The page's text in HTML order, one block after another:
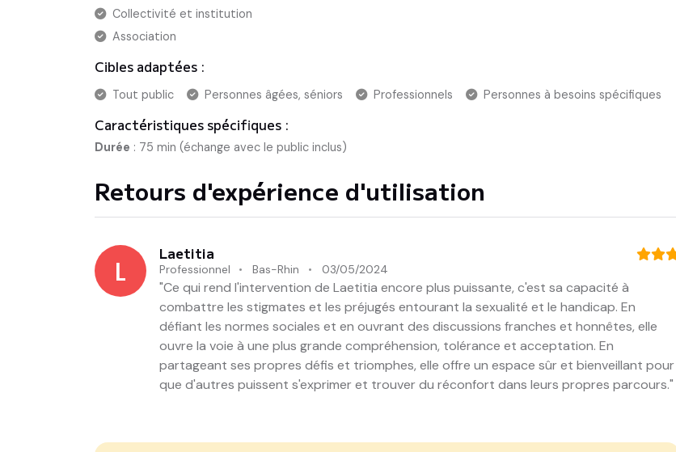
Collectivité et institution
Association
Cibles adaptées :
Tout public Personnes âgées, séniors Professionnels Personnes à besoins spécifiques
Caractéristiques spécifiques :
Durée : 75 min (échange avec le public inclus)
Retours d'expérience d'utilisation
L Laetitia
Professionnel Bas-Rhin 03/05/2024
"Ce qui rend l'intervention de Laetitia encore plus puissante, c'est sa capacité à
combattre les stigmates et les préjugés entourant la sexualité et le handicap. En
défiant les normes sociales et en ouvrant des discussions franches et honnêtes, elle
ouvre la voie à une plus grande compréhension, tolérance et acceptation. En
partageant ses propres défis et triomphes, elle offre un espace sûr et bienveillant pour
que d'autres puissent s'exprimer et trouver du réconfort dans leurs propres parcours."